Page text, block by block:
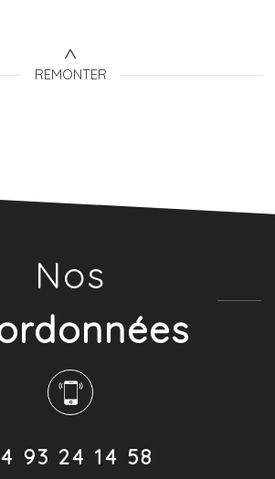
REMONTER
Nos
93 24 14 58